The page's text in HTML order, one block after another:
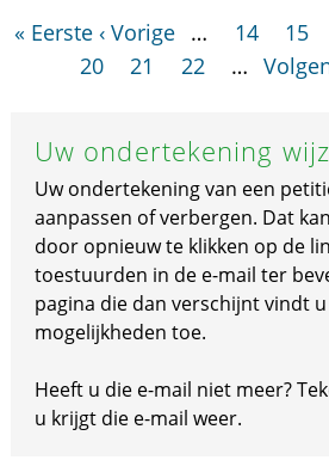
« Eerste ‹ Vorige … 14 15
20
21 22 …
Uw ondertekening
Uw ondertekening van een
aanpassen of verbergen. Dat
door opnieuw te klikken op de
toestuurden in de e-mail ter
pagina die dan verschijnt vindt
mogelijkheden toe.
Heeft u die e-mail niet meer?
u krijgt die e-mail weer.